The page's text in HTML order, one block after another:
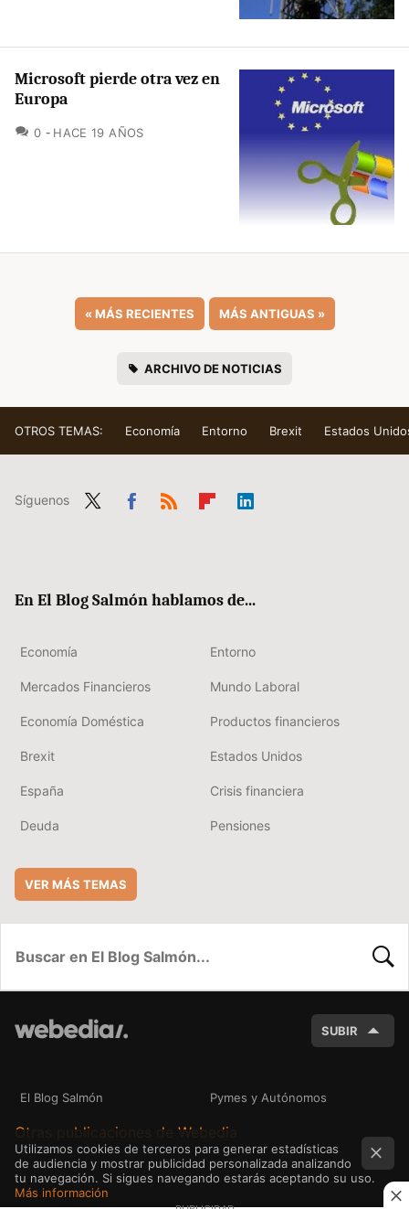
Microsoft pierde otra vez en
Europa
0 COMENTARIOS
HACE 19 AÑOS
«MÁS RECIENTES MÁS ANTIGUAS »
ARCHIVO DE NOTICIAS
OTROS TEMAS: Economía Entorno Brexit Estados
Síguenos
En El Blog Salmón hablamos de...
Economía Entorno
Mercados Financieros Mundo Laboral
Economía Doméstica Productos financieros
Brexit Estados Unidos
España Crisis financiera
Deuda Pensiones
VER MÁS TEMAS
SUBIR
El Blog Salmón Pymes y Autónomos
Otras publicaciones de Webedia
Utilizamos cookies de terceros para generar estadísticas
de audiencia y mostrar publicidad personalizada analizando
tu navegación. Si sigues navegando estarás aceptando su uso.
Más información